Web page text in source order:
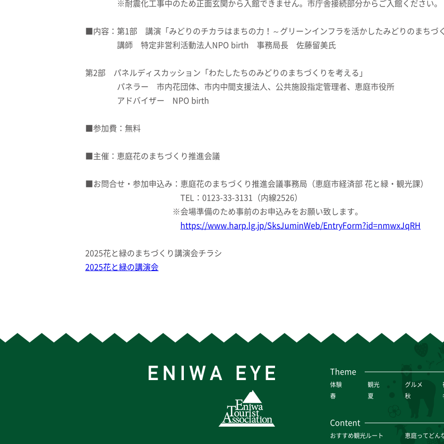
※耐震化工事中のため正面玄関から入館できません。市庁舎接続部分からご入館ください。
■内容：第1部 講演「みどりのチカラはまちの力！～グリーンインフラを活かしたみどりのまちづ
講師 特定非営利活動法人NPO birth 事務局長 佐藤留美氏
第2部 パネルディスカッション「わたしたちのみどりのまちづくりを考える」
パネラー 市内花団体、市内中間支援法人、公共施設指定管理者、恵庭市役所
アドバイザー NPO birth
■参加費：無料
■主催：恵庭花のまちづくり推進会議
■お問合せ・参加申込み：恵庭花のまちづくり推進会議事務局（恵庭市経済部 花と緑・観光課）
TEL：0123-33-3131（内線2526）
※会場準備のため事前のお申込みをお願い致します。
https://www.harp.lg.jp/SksJuminWeb/EntryForm?id=nmwxJqRH
2025花と緑のまちづくり講演会チラシ
2025花と緑の講演会
Theme
体験 観光 グルメ
春
夏 秋
Content
おすすめ観光ルート
恵庭ってどん